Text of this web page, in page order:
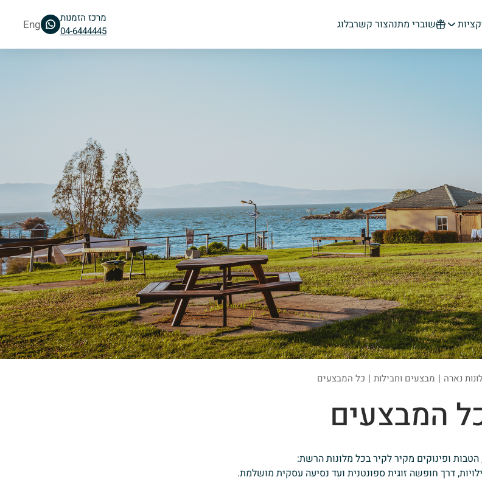
שוברי מתנהצור קשרבלוג
מרכז הזמנות
04-6444445
Eng
נארה | מבצעים וחבילות | כל המבצעים
המבצעים
ופינוקים מקיר לקיר בכל מלונות הרשת:
דרך חופשה זוגית ספונטנית ועד נסיעה עסקית מושלמת.